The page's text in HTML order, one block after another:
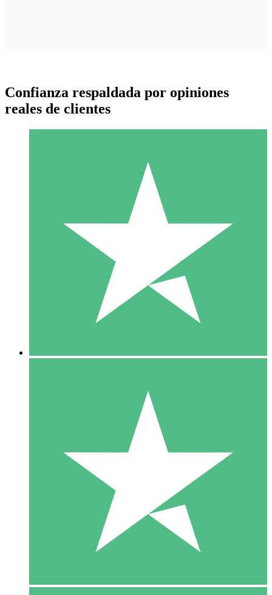
Paquetes de Créditos Individuales
Paga según el uso con créditos de descarga. Sin compromiso
10 00
10 Descargas
20 00
Confianza respaldada por opiniones
reales de clientes